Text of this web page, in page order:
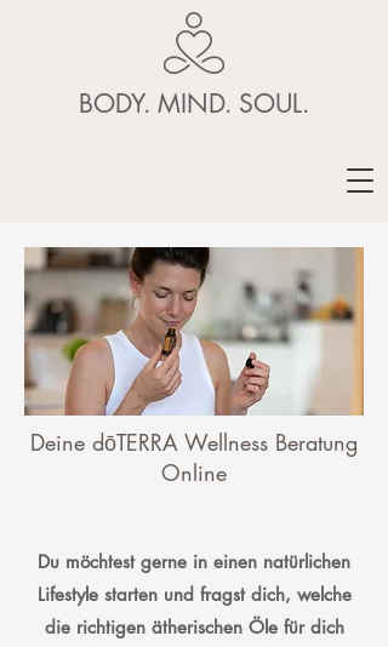
BODY. MIND. SOUL.
Deine dōTERRA Wellness Beratung
Online
Du möchtest gerne in einen natürlichen
Lifestyle starten und fragst dich, welche
die richtigen ätherischen Öle für dich